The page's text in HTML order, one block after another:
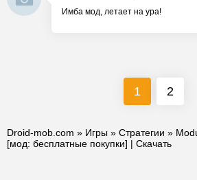
Имба мод, летает на ура!
1 2
Droid-mob.com » Игры » Стратегии »
[мод: бесплатные покупки] | Скачать